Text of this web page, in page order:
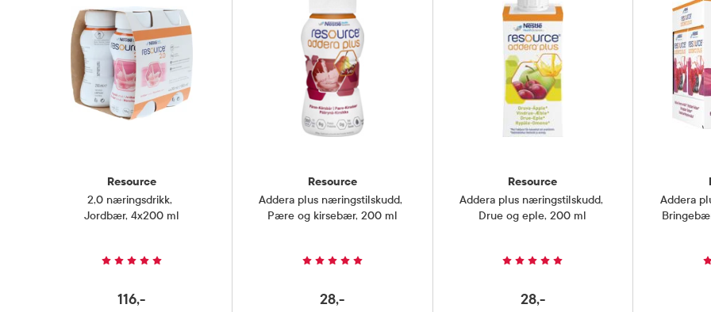
Kategori Næringsmiddel
Resource
2,0 næringsdrikk,
Jordbær, 4x200 ml
116,-
Resource
Addera plus næringstilskudd,
Pære og kirsebær, 200 ml
28,-
Resource
Addera plus næringstilskudd,
Drue og eple, 200 ml
28,-
Addera